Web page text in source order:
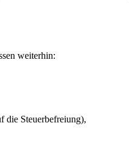
weiterhin:
die Steuerbefreiung),